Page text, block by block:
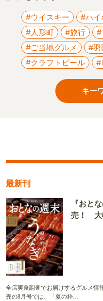
#ウイスキー #ハイ
#人形町
#旅行
#
#ご当地グルメ
#羽
#クラフトビール
#
キー
最新刊
『おと
売！ 大
全店実食調査でお届けするグルメ情
売の8月号では、「夏の粋…